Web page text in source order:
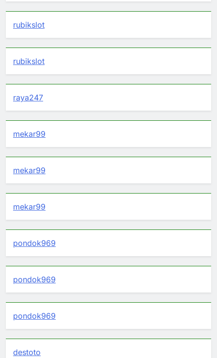
rubikslot
rubikslot
raya247
mekar99
mekar99
mekar99
pondok969
pondok969
pondok969
destoto